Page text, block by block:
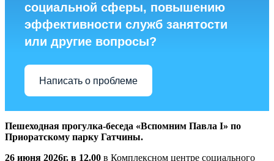
социальной сферы, повышению
эффективности служб занятости
или другие вопросы?
Написать о проблеме
Пешеходная прогулка-беседа «Вспомним Павла I» по
Приоратскому парку Гатчины.
26 июня 2026г. в 12.00 в Комплексном центре социального